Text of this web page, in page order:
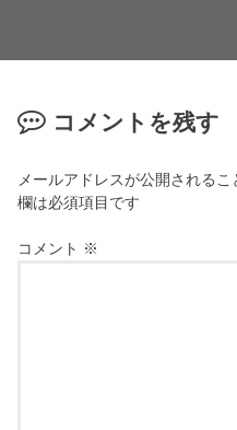
コメントを残す
メールアドレスが公開されるこ
欄は必須項目です
コメント ※